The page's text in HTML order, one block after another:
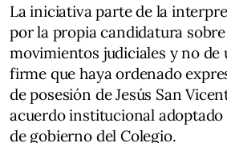
La iniciativa parte de la
por la propia candidatura
movimientos judiciales y no de
firme que haya ordenado
de posesión de Jesús San
acuerdo institucional
de gobierno del Colegio.